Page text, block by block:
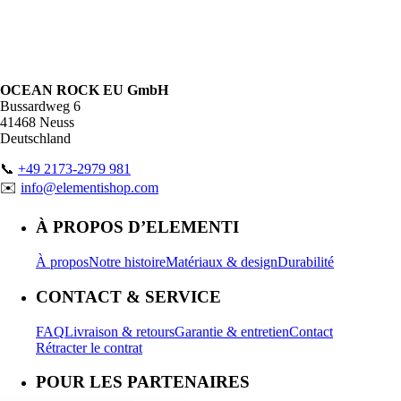
OCEAN ROCK EU GmbH
Bussardweg 6
41468 Neuss
Deutschland
📞 +49 2173-2979 981
✉️ info@elementishop.com
À PROPOS D’ELEMENTI
À proposNotre histoireMatériaux & designDurabilité
CONTACT & SERVICE
FAQLivraison & retoursGarantie & entretienContact
Rétracter le contrat
POUR LES PARTENAIRES